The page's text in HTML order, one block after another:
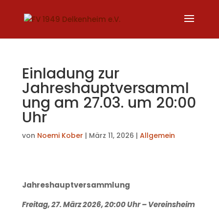
Einladung zur
Jahreshauptversamml
ung am 27.03. um 20:00
Uhr
von Noemi Kober | März 11, 2026 | Allgemein
Jahreshauptversammlung
Freitag, 27. März 2026, 20:00 Uhr–Vereinsheim